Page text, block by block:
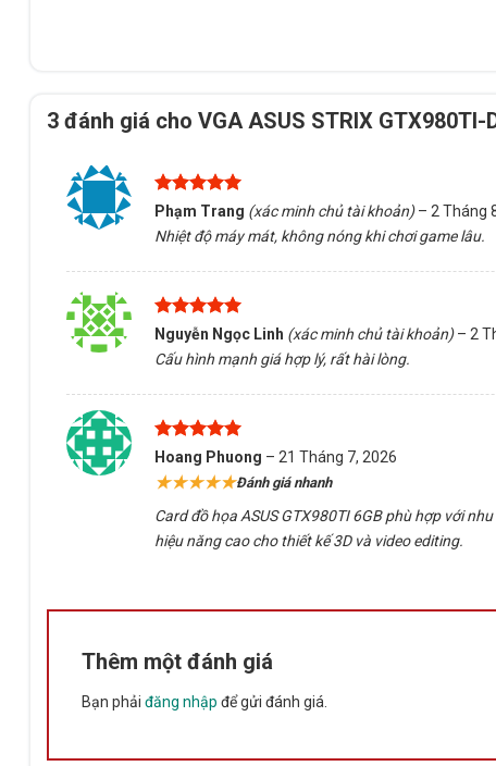
3 đánh giá cho VGA ASUS STRIX
Được xếp
hạng
sao
Phạm Trang (xác minh chủ tài khoản) – 2 Tháng
Nhiệt độ máy mát, không nóng khi chơi game lâu.
Được xếp
hạng
sao
Nguyễn Ngọc Linh (xác minh chủ tài khoản) – 2
Cấu hình mạnh giá hợp lý, rất hài lòng.
Được xếp
hạng5
5
sao
Hoang Phuong – 21 Tháng 7, 2026
★★★★★Đánh giá nhanh
Card đồ họa ASUS GTX980TI 6GB phù hợp với
hiệu năng cao cho thiết kế 3D và video editing.
Thêm một đánh giá
Bạn phải đăng nhập để gửi đánh giá.